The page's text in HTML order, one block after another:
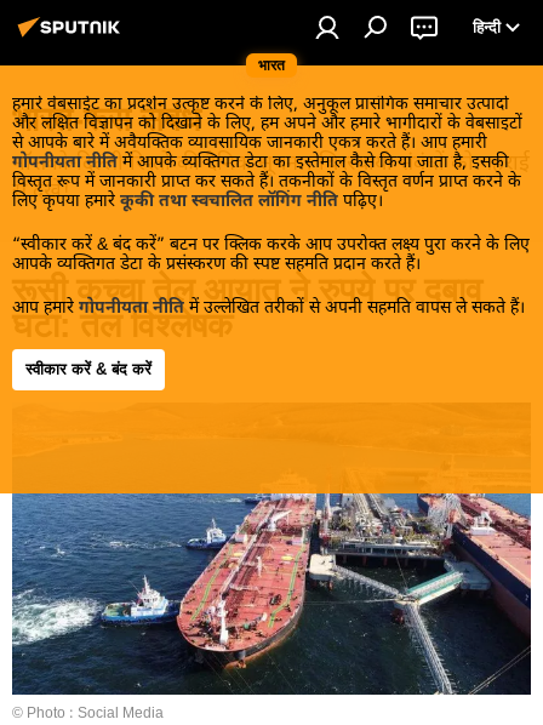
भारत
हिन्दी
हमारे वेबसाईट का प्रदर्शन उत्कृष्ट करने के लिए, अनुकूल प्रासंगिक समाचार उत्पादों
और लक्षित विज्ञापन को दिखाने के लिए, हम अपने और हमारे भागीदारों के वेबसाइटों
से आपके बारे में अवैयक्तिक व्यावसायिक जानकारी एकत्र करते हैं। आप हमारी
गोपनीयता नीति में आपके व्यक्तिगत डेटा का इस्तेमाल कैसे किया जाता है, इसकी
विस्तृत रूप में जानकारी प्राप्त कर सकते हैं। तकनीकों के विस्तृत वर्णन प्राप्त करने के
लिए कृपया हमारे कूकी तथा स्वचालित लॉगिंग नीति पढ़िए।
“स्वीकार करें & बंद करें” बटन पर क्लिक करके आप उपरोक्त लक्ष्य पुरा करने के लिए
आपके व्यक्तिगत डेटा के प्रसंस्करण की स्पष्ट सहमति प्रदान करते हैं।
आप हमारे गोपनीयता नीति में उल्लेखित तरीकों से अपनी सहमति वापस ले सकते हैं।
स्वीकार करें & बंद करें
भारत-रूस संबंध
मॉसको-दिल्ली रिश्तों की दैनिक सूचना। चिरस्थायी संबंधों को गहराई
से देखें!
रूसी कच्चा तेल आयात ने रुपये पर दबाव
घटा: तेल विश्लेषक
19:21 20.05.2026
© Photo : Social Media